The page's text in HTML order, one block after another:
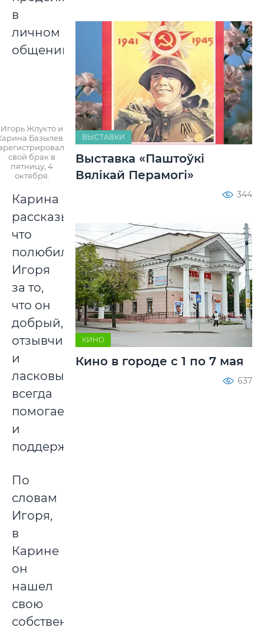
в
личном
общении.
Игорь Жлукто и
Базылева
свой брак в
пятницу, 4
октября.
Карина
рассказывает,
что
полюбила
Игоря
за то,
что он
добрый,
отзывчивый
и
ласковый,
всегда
помогает
и
поддерживает.
По
словам
Игоря,
в
Карине
он
нашел
свою
собственную
ВЫСТАВКИ
Выставка «Паштоўкі
Вялікай Перамогі»
344
КИНО
Кино в городе с 1 по 7 мая
637